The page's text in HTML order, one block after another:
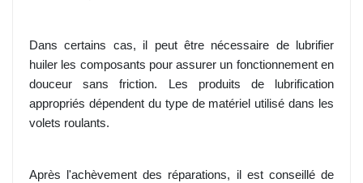
Dans certains cas, il peut être nécessaire de lubrifier
huiler les composants pour assurer un fonctionnement en
douceur sans friction. Les produits de lubrification
appropriés dépendent du type de matériel utilisé dans les
volets roulants.
Après l'achèvement des réparations, il est conseillé de